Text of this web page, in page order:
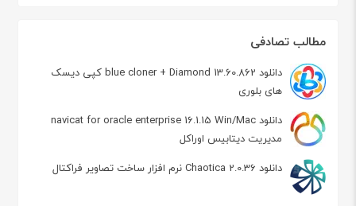
مطالب تصادفی
دانلود blue cloner + Diamond 13.60.862 کپی دیسک
های بلوری
دانلود navicat for oracle enterprise 16.1.15 Win/Mac
مدیریت دیتابیس اوراکل
دانلود Chaotica 2.0.36 نرم افزار ساخت تصاویر فراکتال